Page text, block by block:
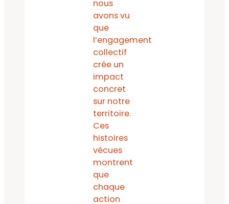
nous
avons vu
que
l’engagement
collectif
crée un
impact
concret
sur notre
territoire.
Ces
histoires
vécues
montrent
que
chaque
action